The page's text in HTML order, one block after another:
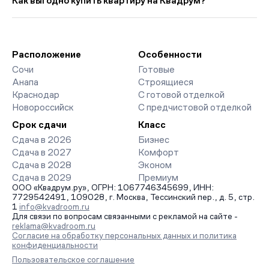
страницах ЖК доступны отзывы жильцов о качестве
строительства, интерактивный генплан корпусов, сроки
организует просмотр и поможет одобрить ипотеку по
минимальной ставке. Чтобы зафиксировать цену, оставьте
заявку на обратный звонок.
Расположение
Сочи
Анапа
Краснодар
Новороссийск
Особенности
Готовые
Строящиеся
С готовой отделкой
С предчистовой отделкой
Срок сдачи
Сдача в 2026
Сдача в 2027
Сдача в 2028
Сдача в 2029
Класс
Бизнес
Комфорт
Эконом
Премиум
ООО «Квадрум.ру», ОГРН: 1067746345699, ИНН:
7729542491, 109028, г. Москва, Тессинский пер., д. 5, стр.
1 info@kvadroom.ru
Для связи по вопросам связанными с рекламой на сайте -
reklama@kvadroom.ru
Согласие на обработку персональных данных и политика
конфиденциальности
Пользовательское соглашение